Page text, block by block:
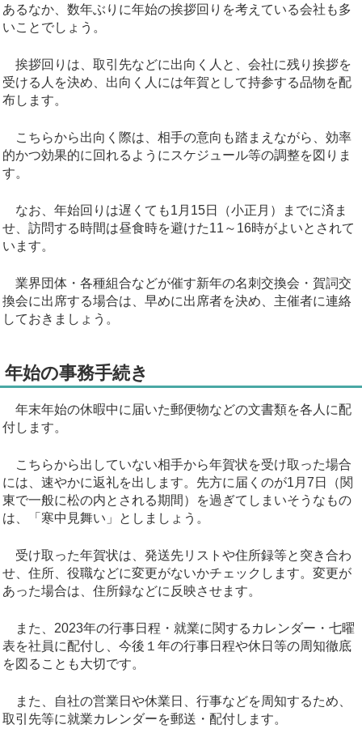
あるなか、数年ぶりに年始の挨拶回りを考えている会社も多
いことでしょう。
挨拶回りは、取引先などに出向く人と、会社に残り挨拶を
受ける人を決め、出向く人には年賀として持参する品物を配
布します。
こちらから出向く際は、相手の意向も踏まえながら、効率
的かつ効果的に回れるようにスケジュール等の調整を図りま
す。
なお、年始回りは遅くても1月15日（小正月）までに済ま
せ、訪問する時間は昼食時を避けた11～16時がよいとされて
います。
業界団体・各種組合などが催す新年の名刺交換会・賀詞交
換会に出席する場合は、早めに出席者を決め、主催者に連絡
しておきましょう。
年始の事務手続き
年末年始の休暇中に届いた郵便物などの文書類を各人に配
付します。
こちらから出していない相手から年賀状を受け取った場合
には、速やかに返礼を出します。先方に届くのが1月7日（関
東で一般に松の内とされる期間）を過ぎてしまいそうなもの
は、「寒中見舞い」としましょう。
受け取った年賀状は、発送先リストや住所録等と突き合わ
せ、住所、役職などに変更がないかチェックします。変更が
あった場合は、住所録などに反映させます。
また、2023年の行事日程・就業に関するカレンダー・七曜
表を社員に配付し、今後１年の行事日程や休日等の周知徹底
を図ることも大切です。
また、自社の営業日や休業日、行事などを周知するため、
取引先等に就業カレンダーを郵送・配付します。